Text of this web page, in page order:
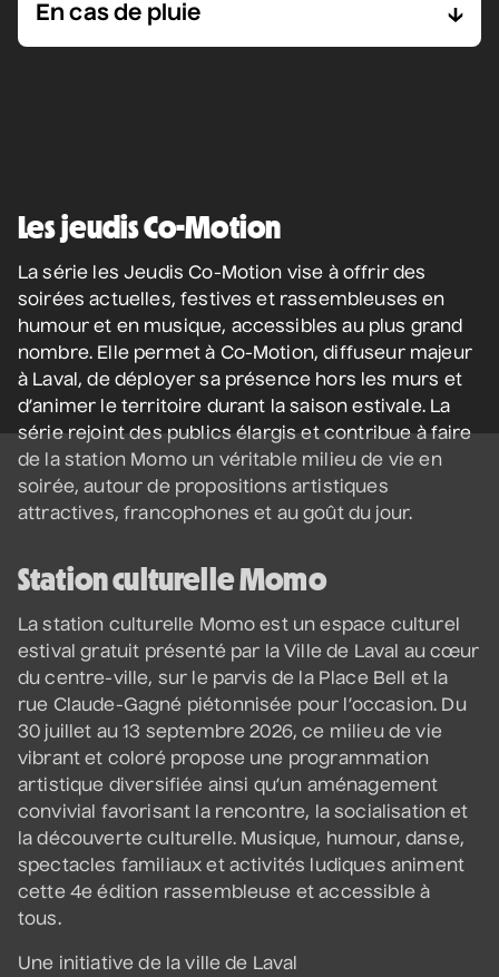
Métro :station Montmorency
Le stationnement sur place est limité.
·Stationnement de la Place Bell ($)
· Dans les rues avoisinantes, selon la
règlementation municipale en vigueur
les goûts.
nous ne proposions pas de nourriture sur
place, vous avez l'embarras du choix parmi les
Momo.
En cas de pluie
Les jeudis Co-Motion
La série les Jeudis Co-Motion vise à offrir des
soirées actuelles, festives et rassembleuses en
humour et en musique, accessibles au plus grand
nombre. Elle permet à Co-Motion, diffuseur majeur
à Laval, de déployer sa présence hors les murs et
d’animer le territoire durant la saison estivale. La
série rejoint des publics élargis et contribue à faire
de la station Momo un véritable milieu de vie en
soirée, autour de propositions artistiques
attractives, francophones et au goût du jour.
Station culturelle Momo
La station culturelle Momo est un espace culturel
estival gratuit présenté par la Ville de Laval au cœur
du centre-ville, sur le parvis de la Place Bell et la
rue Claude-Gagné piétonnisée pour l’occasion. Du
30 juillet au 13 septembre 2026, ce milieu de vie
vibrant et coloré propose une programmation
artistique diversifiée ainsi qu’un aménagement
convivial favorisant la rencontre, la socialisation et
la découverte culturelle. Musique, humour, danse,
spectacles familiaux et activités ludiques animent
cette 4e édition rassembleuse et accessible à
tous.
Une initiative de la ville de Laval